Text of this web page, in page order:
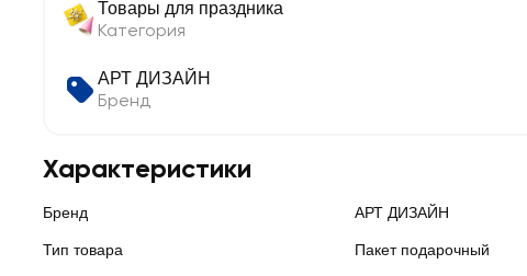
Товары для праздника
Категория
АРТ ДИЗАЙН
Бренд
Характеристики
Бренд АРТ ДИЗАЙН
Тип товара Пакет подарочный